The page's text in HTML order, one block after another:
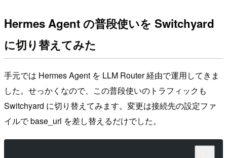
Hermes Agent の普段使いを Switchyard
に切り替えてみた
手元では Hermes Agent を LLM Router 経由で運用してきま
した。せっかくなので、この普段使いのトラフィックも
Switchyard に切り替えてみます。変更は接続先の設定ファ
イルで base_url を差し替えるだけでした。